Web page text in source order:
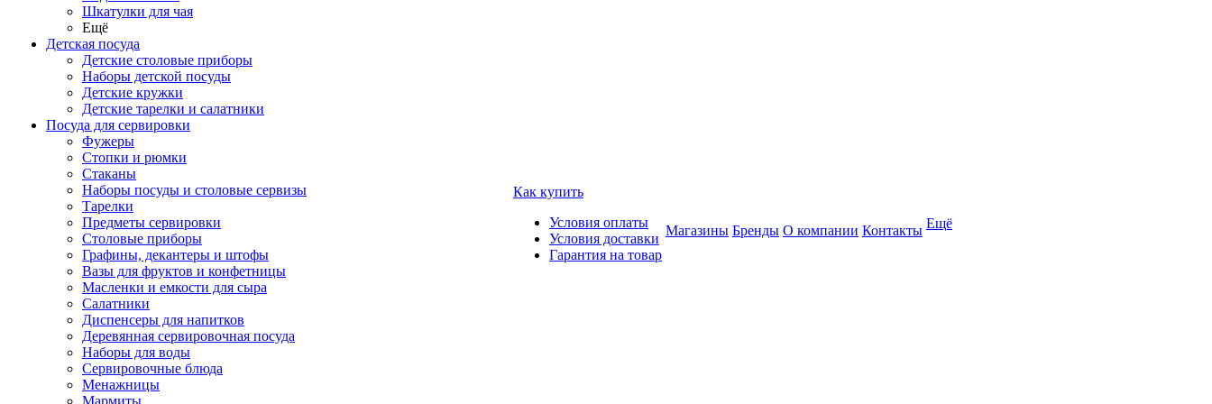
Шкатулки для чая
Ещё
Детская посуда
Детские столовые приборы
Наборы детской посуды
Детские кружки
Детские тарелки и салатники
Посуда для сервировки
Фужеры
Стопки и рюмки
Стаканы
Наборы посуды и столовые сервизы
Тарелки
Предметы сервировки
Столовые приборы
Графины, декантеры и штофы
Вазы для фруктов и конфетницы
Масленки и емкости для сыра
Салатники
Диспенсеры для напитков
Деревянная сервировочная посуда
Наборы для воды
Сервировочные блюда
Менажницы
Мармиты
Как купить
Условия оплаты
Условия доставки
Гарантия на товар
Магазины Бренды О компании Контакты Ещё